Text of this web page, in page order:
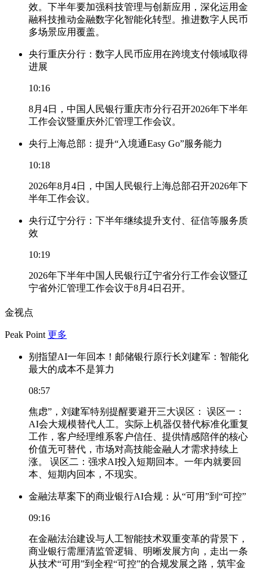
效。下半年要加强科技管理与创新应用，深化运用金
融科技推动金融数字化智能化转型。推进数字人民币
多场景应用覆盖。
央行重庆分行：数字人民币应用在跨境支付领域取得
进展
10:16
8月4日，中国人民银行重庆市分行召开2026年下半年
工作会议暨重庆外汇管理工作会议。
央行上海总部：提升“入境通Easy Go”服务能力
10:18
2026年8月4日，中国人民银行上海总部召开2026年下
半年工作会议。
央行辽宁分行：下半年继续提升支付、征信等服务质
效
10:19
2026年下半年中国人民银行辽宁省分行工作会议暨辽
宁省外汇管理工作会议于8月4日召开。
金视点
Peak Point 更多
别指望AI一年回本！邮储银行原行长刘建军：智能化
最大的成本不是算力
08:57
焦虑”，刘建军特别提醒要避开三大误区： 误区一：
AI会大规模替代人工。实际上机器仅替代标准化重复
工作，客户经理维系客户信任、提供情感陪伴的核心
价值无可替代，市场对高技能金融人才需求持续上
涨。 误区二：强求AI投入短期回本。一年内就要回
本、短期内回本，不现实。
金融法草案下的商业银行AI合规：从“可用”到“可控”
09:16
在金融法治建设与人工智能技术双重变革的背景下，
商业银行需厘清监管逻辑、明晰发展方向，走出一条
从技术“可用”到全程“可控”的合规发展之路，筑牢金